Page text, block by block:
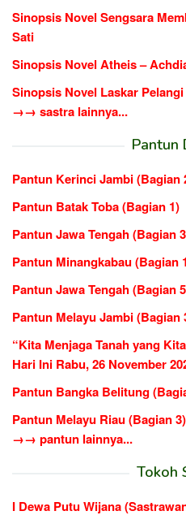
Sinopsis Novel Sengsara
Sati
Sinopsis Novel Atheis –
Sinopsis Novel Laskar
→→ sastra lainnya...
Pantun
Pantun Kerinci Jambi (Bagian
Pantun Batak Toba (Bagian 1)
Pantun Jawa Tengah (Bagian
Pantun Minangkabau (Bagian
Pantun Jawa Tengah (Bagian
Pantun Melayu Jambi (Bagian
“Kita Menjaga Tanah yang
Hari Ini Rabu, 26 November
Pantun Bangka Belitung
Pantun Melayu Riau (Bagian 3)
→→ pantun lainnya...
Tokoh
I Dewa Putu Wijana